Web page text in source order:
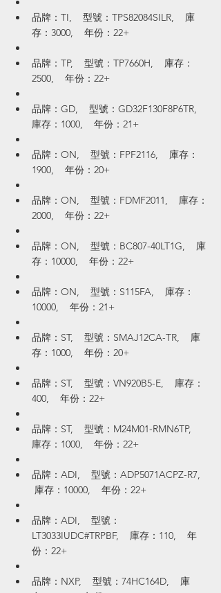
品牌：TI,    型號：TPS82084SILR,    庫
存：3000,    年份：22+
品牌：TP,    型號：TP7660H,    庫存：
2500,    年份：22+
品牌：GD,    型號：GD32F130F8P6TR,
庫存：1000,    年份：21+
品牌：ON,    型號：FPF2116,    庫存：
1900,    年份：20+
品牌：ON,    型號：FDMF2011,    庫存：
2000,    年份：22+
品牌：ON,    型號：BC807-40LT1G,    庫
存：10000,    年份：22+
品牌：ON,    型號：S115FA,    庫存：
10000,    年份：21+
品牌：ST,    型號：SMAJ12CA-TR,    庫
存：1000,    年份：20+
品牌：ST,    型號：VN920B5-E,    庫存：
400,    年份：22+
品牌：ST,    型號：M24M01-RMN6TP,
庫存：1000,    年份：22+
品牌：ADI,    型號：ADP5071ACPZ-R7,
庫存：10000,    年份：22+
品牌：ADI,    型號：
LT3033IUDC#TRPBF,    庫存：110,    年
份：22+
品牌：NXP,    型號：74HC164D,    庫